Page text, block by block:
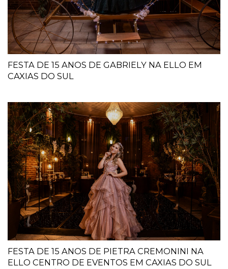
FESTA DE 15 ANOS DE GABRIELY NA ELLO EM
CAXIAS DO SUL
FESTA DE 15 ANOS DE PIETRA CREMONINI NA
ELLO CENTRO DE EVENTOS EM CAXIAS DO SUL